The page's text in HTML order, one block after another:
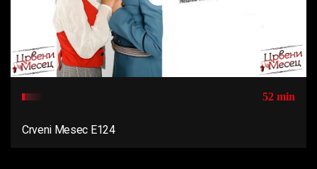
52 min
Crveni Mesec E124